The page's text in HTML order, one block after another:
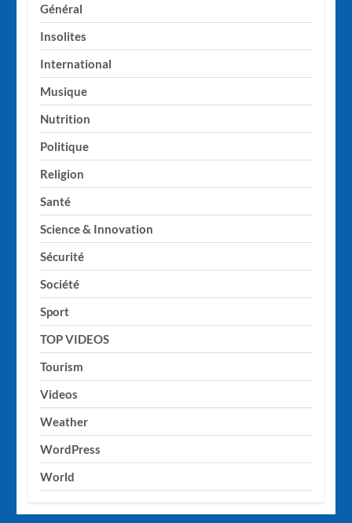
Général
Insolites
International
Musique
Nutrition
Politique
Religion
Santé
Science & Innovation
Sécurité
Société
Sport
TOP VIDEOS
Tourism
Videos
Weather
WordPress
World